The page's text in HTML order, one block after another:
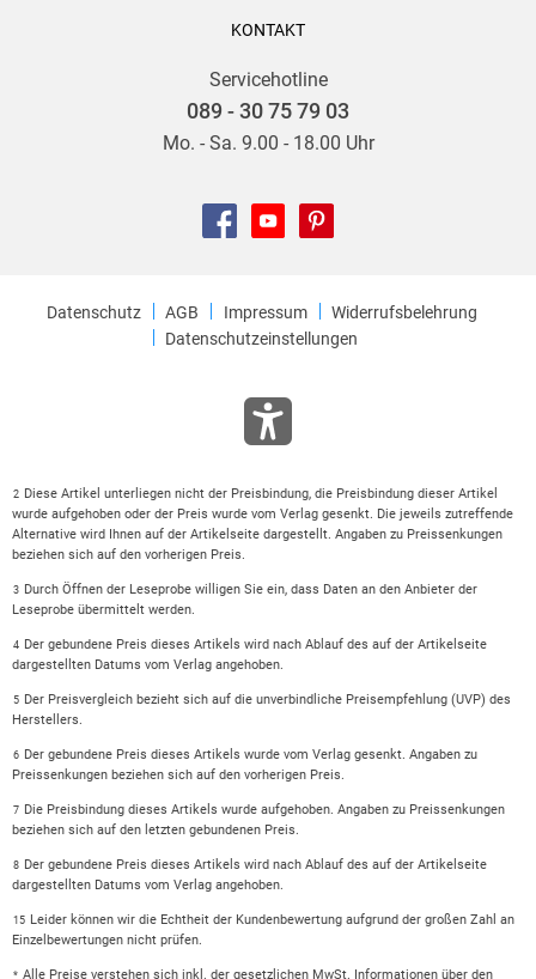
KONTAKT
Servicehotline
089 - 30 75 79 03
Mo. - Sa. 9.00 - 18.00 Uhr
Datenschutz AGB Impressum
Widerrufsbelehrung
Datenschutzeinstellungen
2
Diese Artikel unterliegen nicht der Preisbindung, die Preisbindung dieser Artikel
wurde aufgehoben oder der Preis wurde vom Verlag gesenkt. Die jeweils zutreffende
Alternative wird Ihnen auf der Artikelseite dargestellt. Angaben zu Preissenkungen
beziehen sich auf den vorherigen Preis.
3
Durch Öffnen der Leseprobe willigen Sie ein, dass Daten an den Anbieter der
Leseprobe übermittelt werden.
4
Der gebundene Preis dieses Artikels wird nach Ablauf des auf der Artikelseite
dargestellten Datums vom Verlag angehoben.
5
Der Preisvergleich bezieht sich auf die unverbindliche Preisempfehlung (UVP) des
Herstellers.
6
Der gebundene Preis dieses Artikels wurde vom Verlag gesenkt. Angaben zu
Preissenkungen beziehen sich auf den vorherigen Preis.
7
Die Preisbindung dieses Artikels wurde aufgehoben. Angaben zu Preissenkungen
beziehen sich auf den letzten gebundenen Preis.
8
Der gebundene Preis dieses Artikels wird nach Ablauf des auf der Artikelseite
dargestellten Datums vom Verlag angehoben.
15
Leider können wir die Echtheit der Kundenbewertung aufgrund der großen Zahl an
Einzelbewertungen nicht prüfen.
* Alle Preise verstehen sich inkl. der gesetzlichen MwSt. Informationen über den